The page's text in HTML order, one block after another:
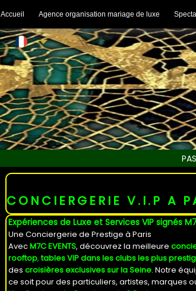
Accueil Agence organisation mariage de luxe
CONCIERGERIE V.I.P A
Expériences de Luxe et Services VIP signés
Une Conciergerie de Prestige à Paris
AvecM7C EVENTS, découvrez la meilleure
rooftop,tables VIP dans les clubs les plus
des croisières exclusives sur la Seine. Notre
ce soit pour des particuliers, artistes, marques